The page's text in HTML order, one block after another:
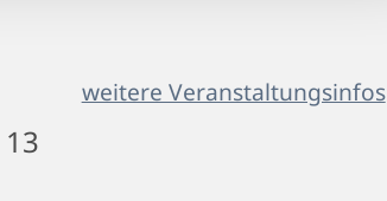
weitere Veranstaltungsinfos